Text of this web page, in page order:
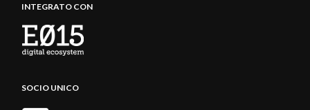
INTEGRATO CON
SOCIO UNICO